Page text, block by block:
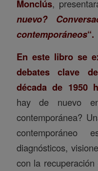
Monclús,
nuevo?
contemporáneos“.
En este libro se
debates clave
década de 1950
hay de nuevo
contemporánea?
diagnósticos,
con la